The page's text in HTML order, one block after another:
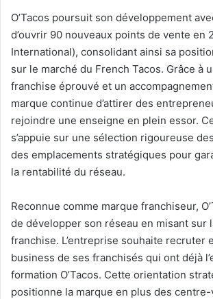
O’Tacos poursuit son développement
d’ouvrir 90 nouveaux points de vente en
International), consolidant ainsi sa
sur le marché du French Tacos. Grâce à
franchise éprouvé et un
marque continue d’attirer des
rejoindre une enseigne en plein essor.
s’appuie sur une sélection rigoureuse
des emplacements stratégiques pour
la rentabilité du réseau.
Reconnue comme marque franchiseur,
de développer son réseau en misant sur
franchise. L’entreprise souhaite recruter
business de ses franchisés qui ont déjà
formation O’Tacos. Cette orientation
positionne la marque en plus des